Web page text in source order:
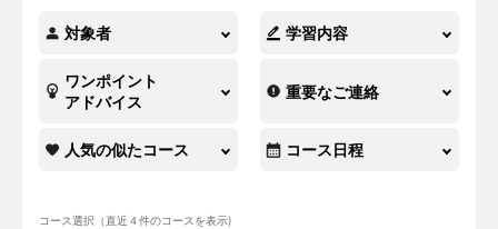
対象者 学習内容
ワンポイント
アドバイス
重要なご連絡
人気の似たコース コース日程
コース選択（直近４件のコースを表示)